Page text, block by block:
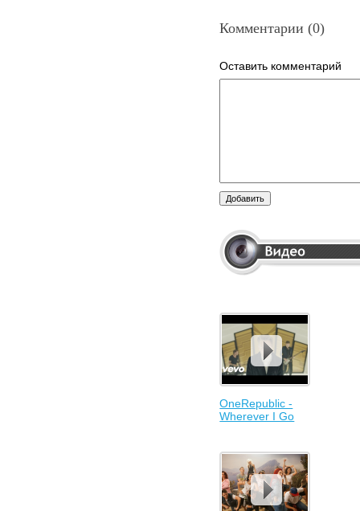
Комментарии (0)
Оставить комментарий
OneRepublic -
Wherever I Go